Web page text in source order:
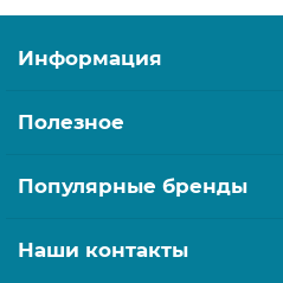
Информация
Полезное
Популярные бренды
Наши контакты